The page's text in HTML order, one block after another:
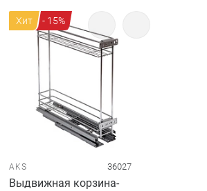
Хит - 15%
AKS 36027
Выдвижная корзина-